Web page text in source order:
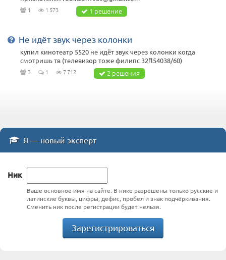
1 1 573 1 решение
Не идёт звук через колонки
купил кинотеатр 5520 не идёт звук через колонки когда
смотришь тв (телевизор тоже филипс 32fl54038/60)
3 1 7 712 2 решения
Я — новый эксперт
Ник
Ваше основное имя на сайте. В нике разрешены только русские и
латинские буквы, цифры, дефис, пробел и знак подчёркивания.
Сменить ник после регистрации будет нельзя.
Зарегистрироваться